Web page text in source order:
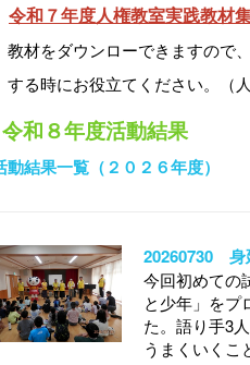
令和７年度人権教室実践教材
教材をダウンローできますので
する時にお役立てください。（
令和８年度活動結果
動結果一覧（２０２６年度）
20260730
今回初めての
と少年」をプ
た。語り手3
うまくいくこ